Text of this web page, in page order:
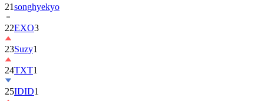
22EXO3
23Suzy1
24TXT1
25IDID1
26BOYNEXTDOOR